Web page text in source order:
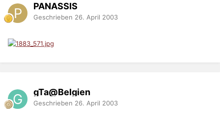
PANASSIS
Geschrieben 26. April 2003
gTa@Belgien
Geschrieben 26. April 2003